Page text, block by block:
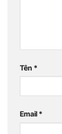
Tên *
Email *